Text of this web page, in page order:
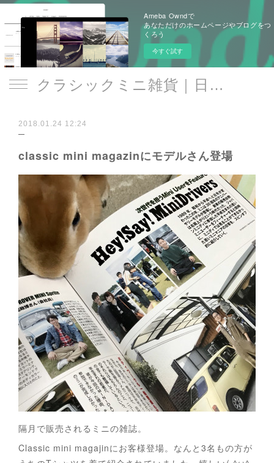
Ameba Owndで
あなただけのホームページやブログをつ
くろう
今すぐ試す
クラシックミニ雑貨｜日遊品 トミー1号2号
2018.01.24 12:24
classic mini magazinにモデルさん登場
隔月で販売されるミニの雑誌。
Classic mini magajinにお客様登場。なんと3名もの方が